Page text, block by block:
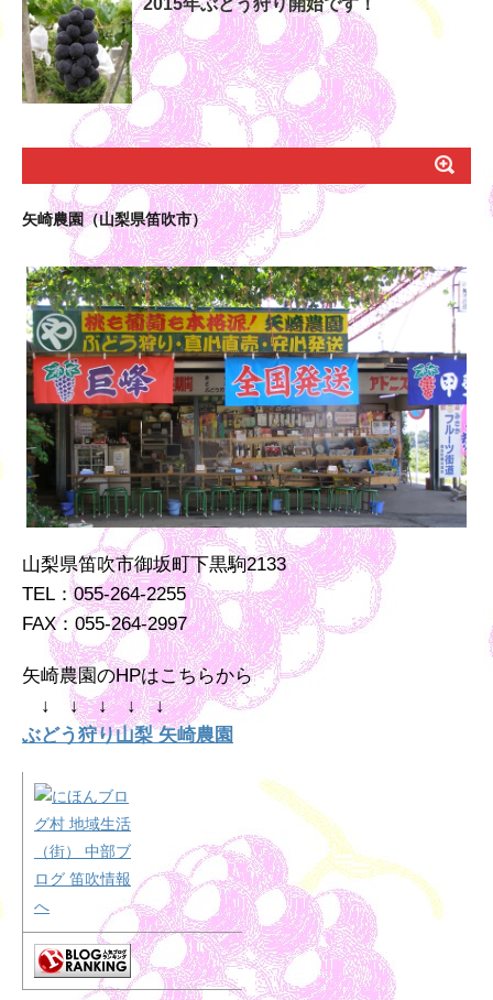
2015年ぶどう狩り開始です！
矢崎農園（山梨県笛吹市）
山梨県笛吹市御坂町下黒駒2133
TEL：055-264-2255
FAX：055-264-2997
矢崎農園のHPはこちらから
↓ ↓ ↓ ↓ ↓
ぶどう狩り山梨 矢崎農園